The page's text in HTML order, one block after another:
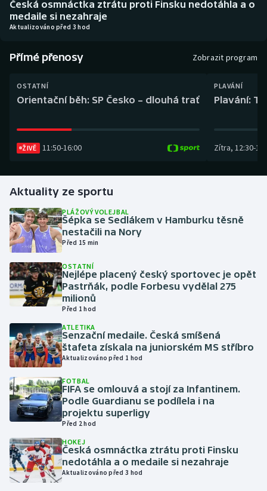
Biatlon
Curling
Florbal
Golf
Gymnastika
Házená
Jezdectví
Judo
Krasobruslení
Lezení
Lyže a snowboard
Moderní pětiboj
Motorsport
Aplikace ČT sport
Česká osmnáctka ztrátu proti Finsku nedotáhla a o
medaile si nezahraje
Aktualizováno před 3 hod
Přímé přenosy Zobrazit program
OSTATNÍ
Orientační běh: SP Česko – dlouhá trať
ŽIVĚ 11:50-16:00
PLAVÁNÍ
Plavání:
Zítra, 12:30-
Aktuality ze sportu
PLÁŽOVÝ VOLEJBAL
Šépka se Sedlákem v Hamburku těsně
nestačili na Nory
Před 15 min
OSTATNÍ
Nejlépe placený český sportovec je opět
Pastrňák, podle Forbesu vydělal 275
milionů
Před 1 hod
ATLETIKA
Senzační medaile. Česká smíšená
štafeta získala na juniorském MS stříbro
Aktualizováno před 1 hod
FOTBAL
FIFA se omlouvá a stojí za Infantinem.
Podle Guardianu se podílela i na
projektu superligy
Před 2 hod
HOKEJ
Česká osmnáctka ztrátu proti Finsku
nedotáhla a o medaile si nezahraje
Aktualizováno před 3 hod